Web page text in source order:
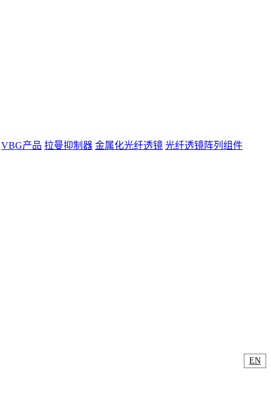
VBG产品 拉曼抑制器 金属化光纤透镜 光纤透镜阵列组件
EN